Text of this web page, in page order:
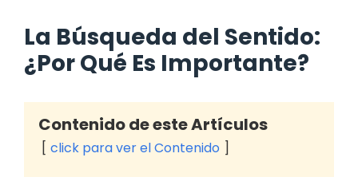
La Búsqueda del Sentido:
¿Por Qué Es Importante?
Contenido de este Artículos
click para ver el Contenido